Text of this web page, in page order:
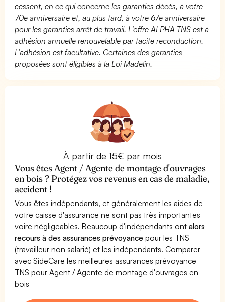
cessent, en ce qui concerne les garanties décès, à votre
70e anniversaire et, au plus tard, à votre 67e anniversaire
pour les garanties arrêt de travail. L’offre ALPHA TNS est à
adhésion annuelle renouvelable par tacite reconduction.
L’adhésion est facultative. Certaines des garanties
proposées sont éligibles à la Loi Madelin.
À partir de 15€ par mois
Vous êtes Agent / Agente de montage d'ouvrages
en bois ? Protégez vos revenus en cas de maladie,
accident !
Vous êtes indépendants, et généralement les aides de
votre caisse d'assurance ne sont pas très importantes
voire négligeables. Beaucoup d'indépendants ontalors
recours à des assurances prévoyance pour les TNS
(travailleur non salarié) et les indépendants. Comparer
avec SideCare les meilleures assurances prévoyance
TNS pour Agent / Agente de montage d'ouvrages en
bois